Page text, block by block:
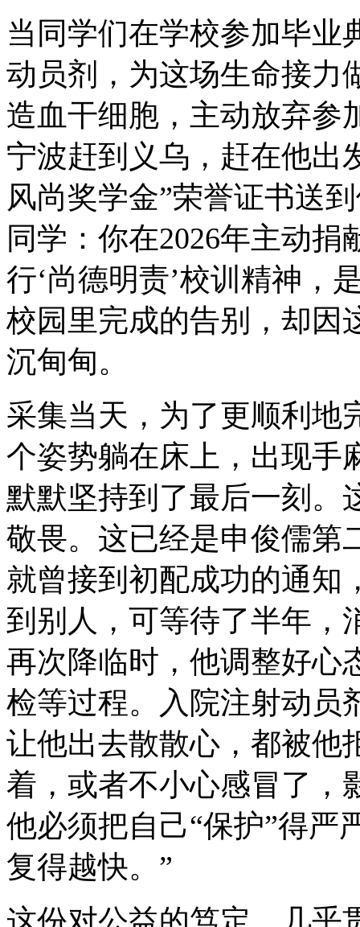
当同学们在学校参加毕业
动员剂，为这场生命接力
造血干细胞，主动放弃参
宁波赶到义乌，赶在他出
风尚奖学金”荣誉证书送
同学：你在2026年主动
行‘尚德明责’校训精神，
校园里完成的告别，却因
沉甸甸。
采集当天，为了更顺利地
个姿势躺在床上，出现手
默默坚持到了最后一刻。
敬畏。这已经是申俊儒第
就曾接到初配成功的通知
到别人，可等待了半年，
再次降临时，他调整好心
检等过程。入院注射动员
让他出去散散心，都被他
着，或者不小心感冒了，
他必须把自己“保护”得严
复得越快。”